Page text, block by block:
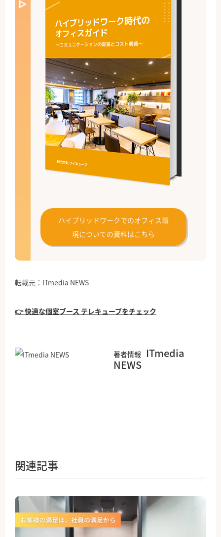
ハイブリッドワークでのオフィス環
境についての資料はこちら
転載元：ITmedia NEWS
👉 快適な個室ブース テレキューブをチェック
著者情報
ITmedia
NEWS
関連記事